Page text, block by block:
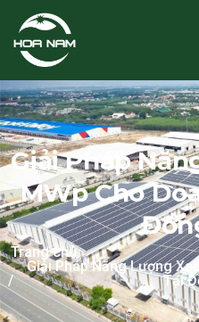
Giải Pháp
MWp Cho
Trang chủ
Giải Pháp Năng Lượng
Tại